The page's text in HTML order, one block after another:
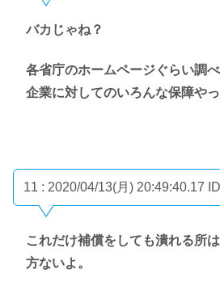
バカじゃね？
各省庁のホームページぐらい調
企業に対してのいろんな保障や
11 : 2020/04/13(月) 20:49:40.17
これだけ補償をしても潰れる所
方ないよ。